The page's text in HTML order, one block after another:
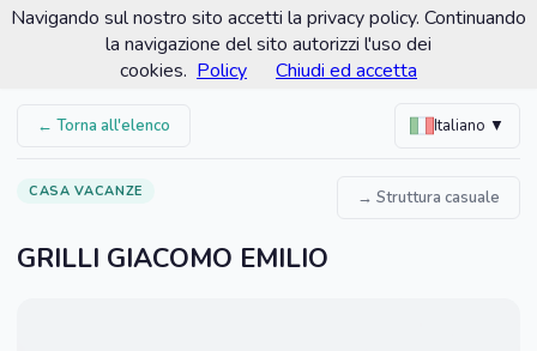
Comune di Porto Recanati
Portale turistico ufficiale
← Torna all'elenco Italiano ▼
CASA VACANZE → Struttura casuale
GRILLI GIACOMO EMILIO
Navigando sul nostro sito accetti la privacy policy. Continuando
la navigazione del sito autorizzi l'uso dei
cookies. Policy Chiudi ed accetta